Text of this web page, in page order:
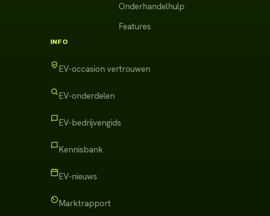
Onderhandelhulp
Features
INFO
EV-occasion vertrouwen
EV-onderdelen
EV-bedrijvengids
Kennisbank
EV-nieuws
Marktrapport